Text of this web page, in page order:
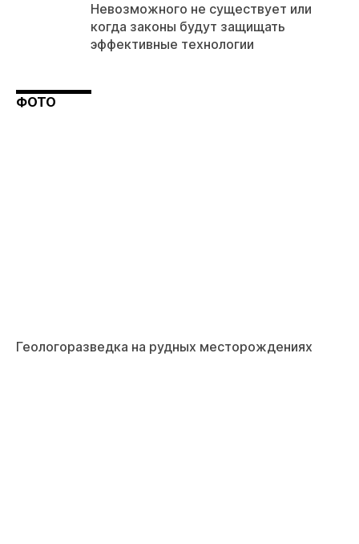
Невозможного не существует или
когда законы будут защищать
эффективные технологии
ФОТО
Геологоразведка на рудных месторождениях